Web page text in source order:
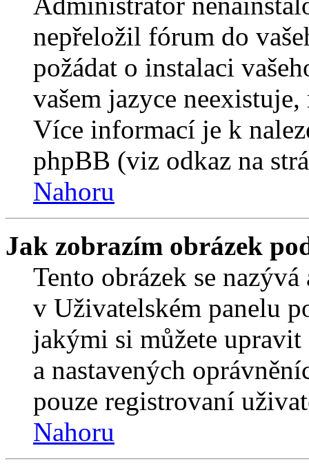
nepřeložil fórum do
požádat o instalaci
vašem jazyce
Více informací je k
phpBB (viz odkaz na
Nahoru
Jak zobrazím obrázek
Tento obrázek se
v Uživatelském panelu
jakými si můžete
a nastavených
pouze registrovaní
Nahoru